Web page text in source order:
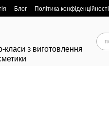
Блог Політика конфіденційності
класи з виготовлення